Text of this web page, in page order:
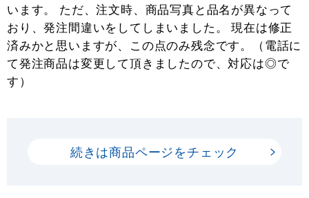
います。 ただ、注文時、商品写真と品名が異なって
おり、発注間違いをしてしまいました。 現在は修正
済みかと思いますが、この点のみ残念です。（電話に
て発注商品は変更して頂きましたので、対応は◎で
す）
続きは商品ページをチェック